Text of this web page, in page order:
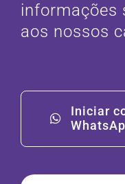
informações
aos nossos
Iniciar